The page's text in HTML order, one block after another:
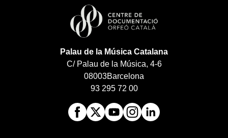
Palau de la Música Catalana
C/ Palau de la Música, 4-6
08003Barcelona
93 295 72 00